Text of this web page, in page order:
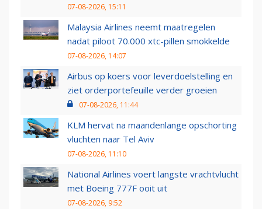
07-08-2026, 15:11
Malaysia Airlines neemt maatregelen
nadat piloot 70.000 xtc-pillen smokkelde
07-08-2026, 14:07
Airbus op koers voor leverdoelstelling en
ziet orderportefeuille verder groeien
07-08-2026, 11:44
KLM hervat na maandenlange opschorting
vluchten naar Tel Aviv
07-08-2026, 11:10
National Airlines voert langste vrachtvlucht
met Boeing 777F ooit uit
07-08-2026, 9:52